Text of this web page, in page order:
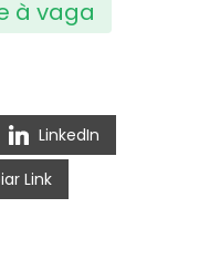
à vaga
LinkedIn
Link